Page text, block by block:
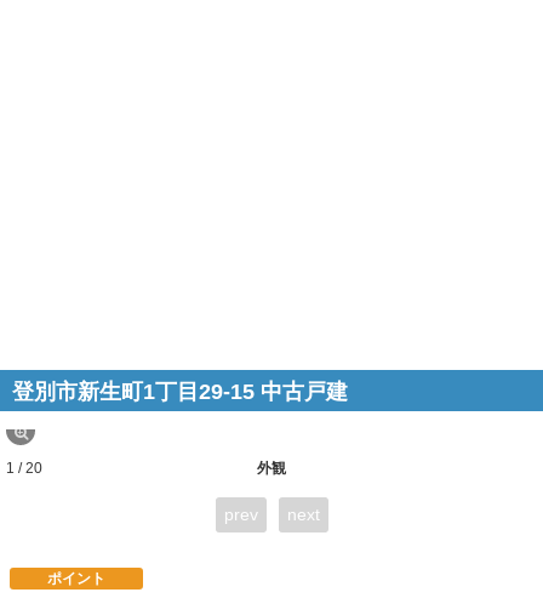
登別市新生町1丁目29-15 中古戸建
外観
1 / 20
prev next
ポイント